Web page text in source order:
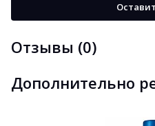
Отзывы (0)
Дополнительно